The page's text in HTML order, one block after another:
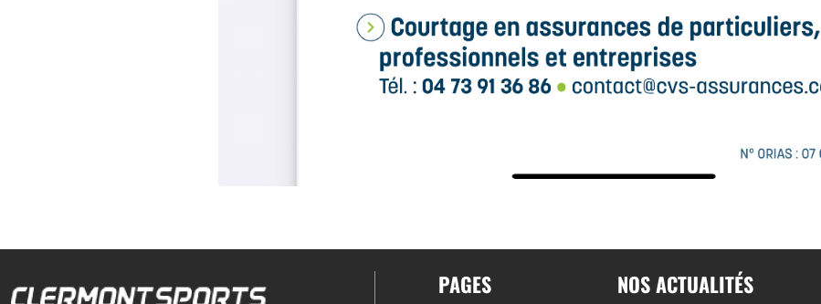
PAGES NOS ACTUALITÉS